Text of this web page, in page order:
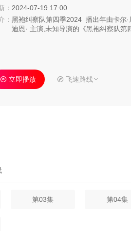
： 2024-07-19 17:00
： 黑袍纠察队第四季2024 播出年由卡尔·
迪恩· 主演,未知导演的《黑袍纠察队第
过以往，他们必须找到一种合作的方式
立即播放 飞速路线
第03集 第04集